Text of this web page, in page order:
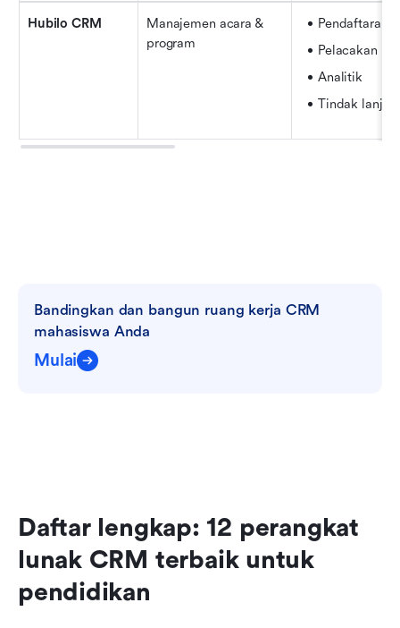
Hubilo CRM
Manajemen acara &
program
Pendaftaran
Pelacakan
Analitik
Tindak lanjut
Bandingkan dan bangun ruang kerja CRM
mahasiswa Anda
Mulai
Daftar lengkap: 12 perangkat
lunak CRM terbaik untuk
pendidikan